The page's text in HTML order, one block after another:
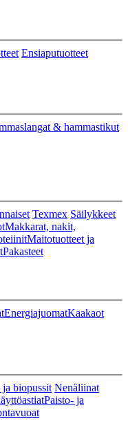
Ensiaputuotteet
& hammastikut
Texmex Säilykkeet
Makkarat, nakit,
Maitotuotteet ja
Pakasteet
EnergiajuomatKaakaot
biopussit Nenäliinat
Paisto- ja